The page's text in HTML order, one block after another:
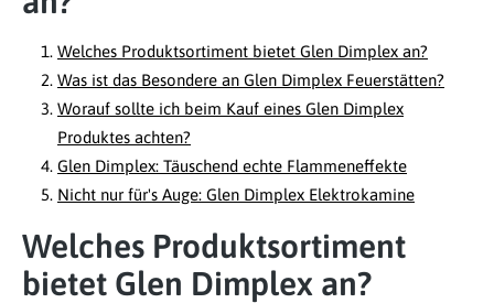
Welches Produktsortiment bietet Glen Dimplex an?
Was ist das Besondere an Glen Dimplex Feuerstätten?
Worauf sollte ich beim Kauf eines Glen Dimplex
Produktes achten?
Glen Dimplex: Täuschend echte Flammeneffekte
Nicht nur für's Auge: Glen Dimplex Elektrokamine
Welches Produktsortiment
bietet Glen Dimplex an?